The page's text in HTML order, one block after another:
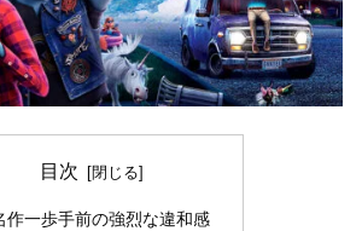
目次
作一歩手前の強烈な違和感